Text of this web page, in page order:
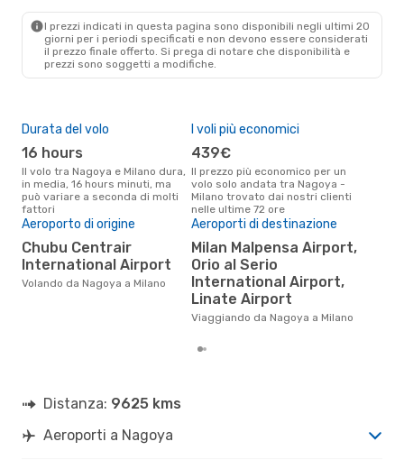
I prezzi indicati in questa pagina sono disponibili negli ultimi 20
giorni per i periodi specificati e non devono essere considerati
il ​​prezzo finale offerto. Si prega di notare che disponibilità e
prezzi sono soggetti a modifiche.
Durata del volo
16 hours
Il volo tra Nagoya e Milano dura,
in media, 16 hours minuti, ma
può variare a seconda di molti
fattori
I voli più economici
439€
Il prezzo più economico per un
volo solo andata tra Nagoya -
Milano trovato dai nostri clienti
nelle ultime 72 ore
Aeroporto di origine
Chubu Centrair
International Airport
Volando da Nagoya a Milano
Aeroporti di destinazione
Milan Malpensa Airport,
Orio al Serio
International Airport,
Linate Airport
Viaggiando da Nagoya a Milano
Distanza: 9625 kms
Aeroporti a Nagoya